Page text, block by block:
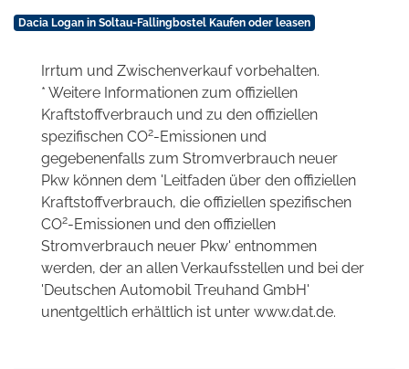
Dacia Logan in Soltau-Fallingbostel Kaufen oder leasen
Irrtum und Zwischenverkauf vorbehalten.
* Weitere Informationen zum offiziellen
Kraftstoffverbrauch und zu den offiziellen
spezifischen CO2-Emissionen und
gegebenenfalls zum Stromverbrauch neuer
Pkw können dem 'Leitfaden über den offiziellen
Kraftstoffverbrauch, die offiziellen spezifischen
CO2-Emissionen und den offiziellen
Stromverbrauch neuer Pkw' entnommen
werden, der an allen Verkaufsstellen und bei der
'Deutschen Automobil Treuhand GmbH'
unentgeltlich erhältlich ist unter www.dat.de.